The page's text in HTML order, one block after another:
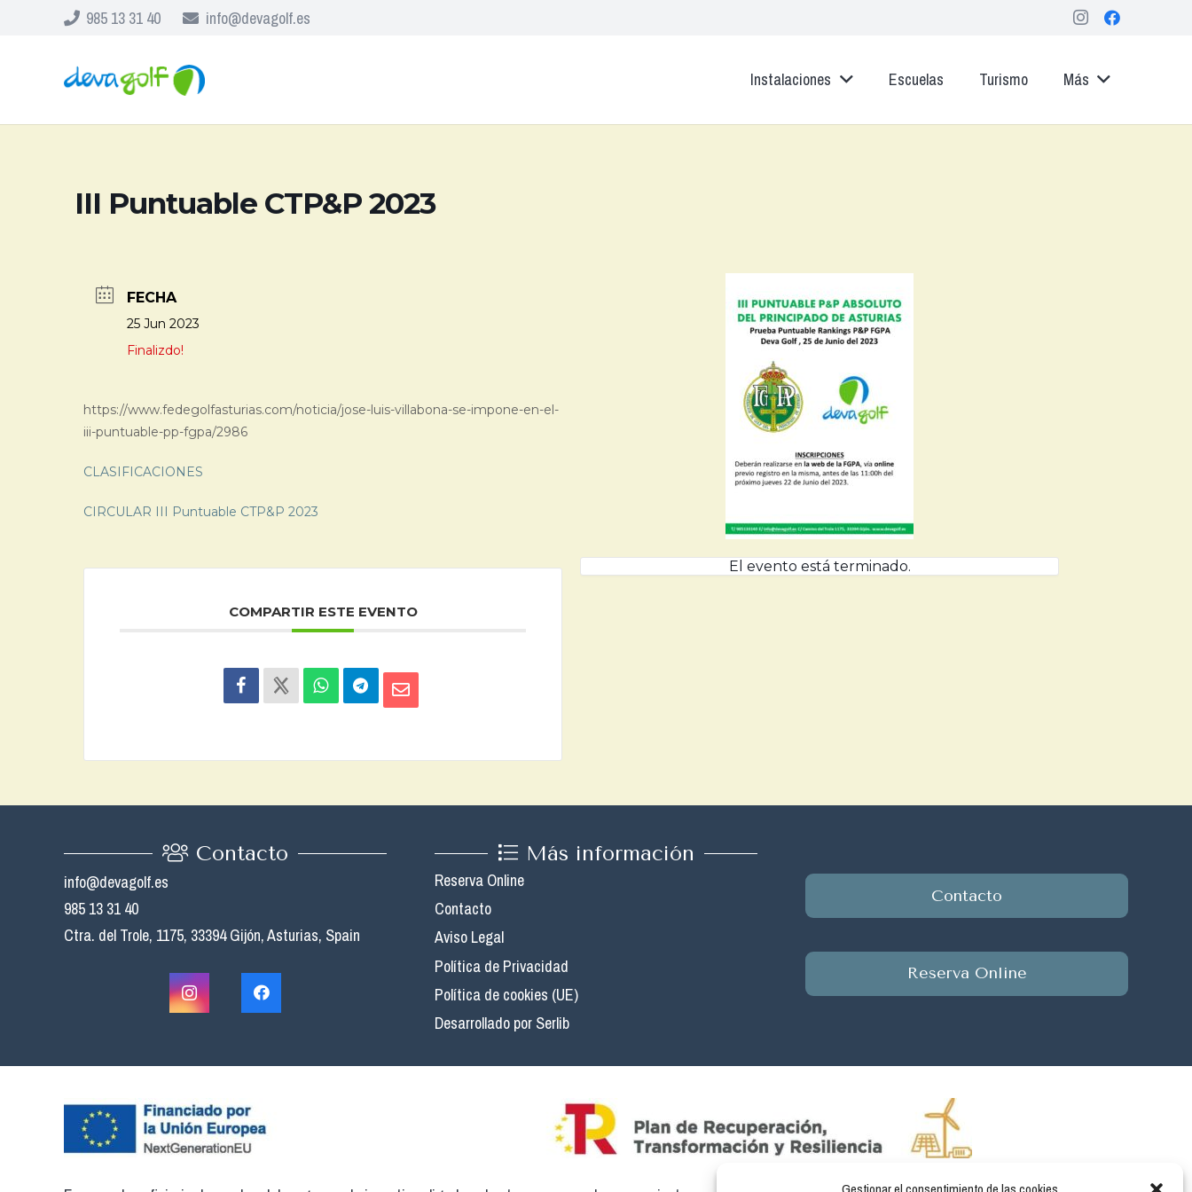
985 13 31 40 info@devagolf.es
Instalaciones Escuelas Turismo Más
III Puntuable CTP&P 2023
FECHA
25 Jun 2023
Finalizdo!
https://www.fedegolfasturias.com/noticia/jose-luis-villabona-se-impone-en-el-
iii-puntuable-pp-fgpa/2986
CLASIFICACIONES
CIRCULAR III Puntuable CTP&P 2023
COMPARTIR ESTE EVENTO
El evento está terminado.
Contacto
info@devagolf.es
985 13 31 40
Ctra. del Trole, 1175, 33394 Gijón, Asturias, Spain
Más información
Reserva Online
Contacto
Aviso Legal
Política de Privacidad
Política de cookies (UE)
Desarrollado por Serlib
Contacto
Reserva Online